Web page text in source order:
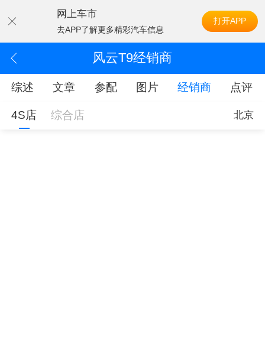
网上车市
去APP了解更多精彩汽车信息
打开APP
风云T9经销商
综述 文章 参配 图片 经销商 点评
4S店 综合店 北京